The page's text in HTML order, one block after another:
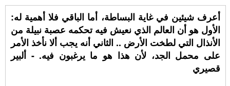
أعرف شيئين في غاية البساطة، أما الباقي فلا أهمية له:
الأول هو أن العالم الذي نعيش فيه تحكمه عصبة نبيلة من
الأنذال التي لطخت الأرض .. الثاني أنه يجب ألا نأخذ الأمر
على محمل الجد، لأن هذا هو ما يرغبون فيه. - ألبير
قصيري